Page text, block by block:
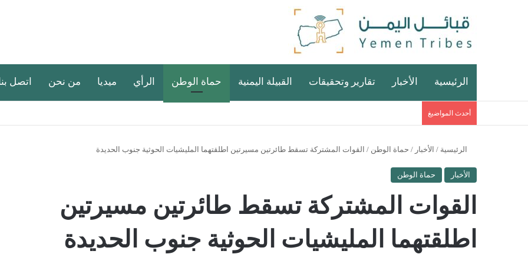
الرئيسية الأخبار تقارير وتحقيقات القبيلة اليمنية حماة الوطن الرأي ميديا من نحن اتصل
أحدث المواضيغ
الرئيسية / الأخبار / حماة الوطن / القوات المشتركة تسقط طائرتين مسيرتين اطلقتهما المليشيات الحوثية جنوب الحديدة
الأخبار حماة الوطن
القوات المشتركة تسقط طائرتين مسيرتين
اطلقتهما المليشيات الحوثية جنوب الحديدة